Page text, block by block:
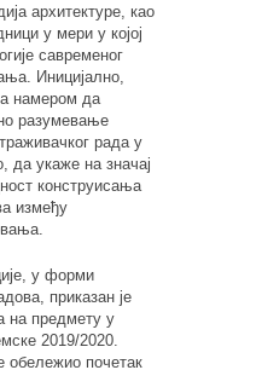
архитектуре, као
у мери у којој
савременог
Иницијално,
намером да
разумевање
рада у
да укаже на значај
конструисања
између
у форми
приказан је
на предмету у
2019/2020.
обележио почетак